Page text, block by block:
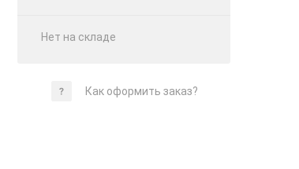
Нет на складе
Как оформить заказ?